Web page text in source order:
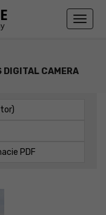
Toggle
DIGITAL CAMERA
PDF